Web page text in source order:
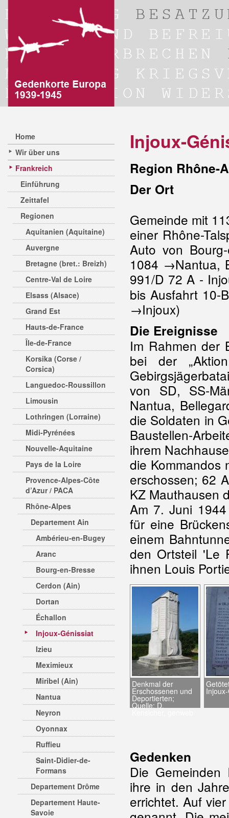
Home
Wir über uns
Frankreich
Einführung
Zeittafel
Regionen
Aquitanien (Aquitaine)
Auvergne
Bretagne (bret.: Breizh)
Centre-Val de Loire
Elsass (Alsace)
Grand Est
Hauts-de-France
Île-de-France
Korsika (Corse /
Corsica)
Languedoc-Roussillon
Limousin
Lothringen (Lorraine)
Midi-Pyrénées
Nouvelle-Aquitaine
Pays de la Loire
Provence-Alpes-Côte
d’Azur / PACA
Rhône-Alpes
Departement Ain
Ambérieu-en-Bugey
Aranc
Bourg-en-Bresse
Cerdon (Ain)
Dortan
Échallon
Injoux-Génissiat
Izieu
Meximieux
Miribel (Ain)
Nantua
Neyron
Oyonnax
Ruffieu
Saint-Didier-de-
Formans
Departement Drôme
Departement Haute-
Savoie
Injoux-
Region Rhône-
Der Ort
Gemeinde mit
einer Rhône-
Auto von
1084 →Nantua,
991/D 72 A -
bis Ausfahrt 10-
→Injoux)
Die Ereignisse
Im Rahmen der
bei der „Aktion
von SD, SS-
Nantua,
die Soldaten in
Baustellen-
ihrem
die Kommandos
erschossen; 62
KZ Mauthausen
Am 7. Juni
für eine
einem
den Ortsteil 'Le
ihnen Louis
Denkmal der
Erschossenen und
Deportierten;
Quelle: D.
Gedenken
Die
ihre in den
errichtet. Auf